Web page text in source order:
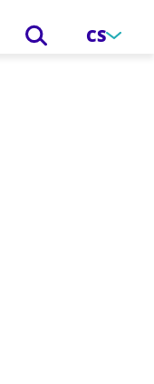
CS